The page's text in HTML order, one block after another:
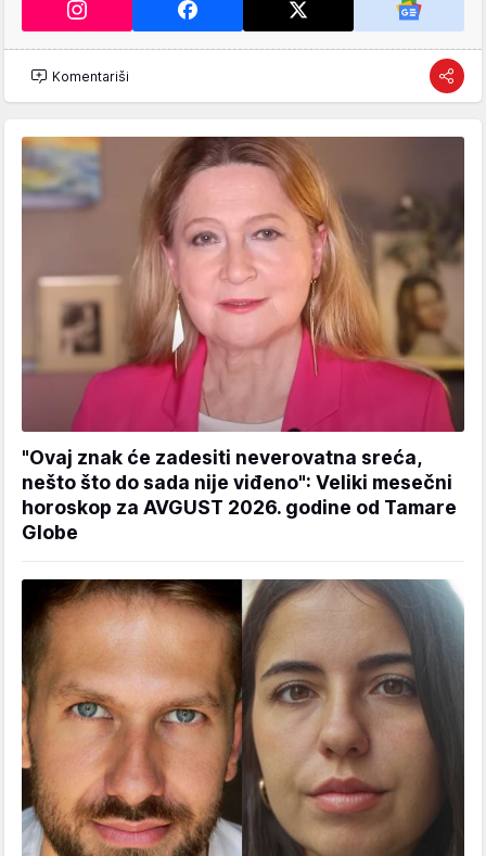
Komentariši
"Ovaj znak će zadesiti neverovatna sreća,
nešto što do sada nije viđeno": Veliki mesečni
horoskop za AVGUST 2026. godine od Tamare
Globe